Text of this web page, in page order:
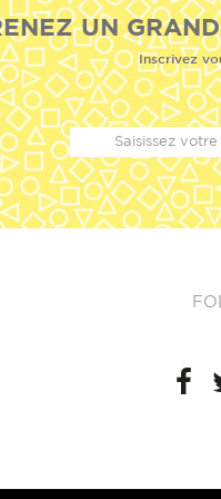
UN
Inscrivez